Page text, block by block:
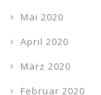
Mai 2020
April 2020
März 2020
Februar 2020